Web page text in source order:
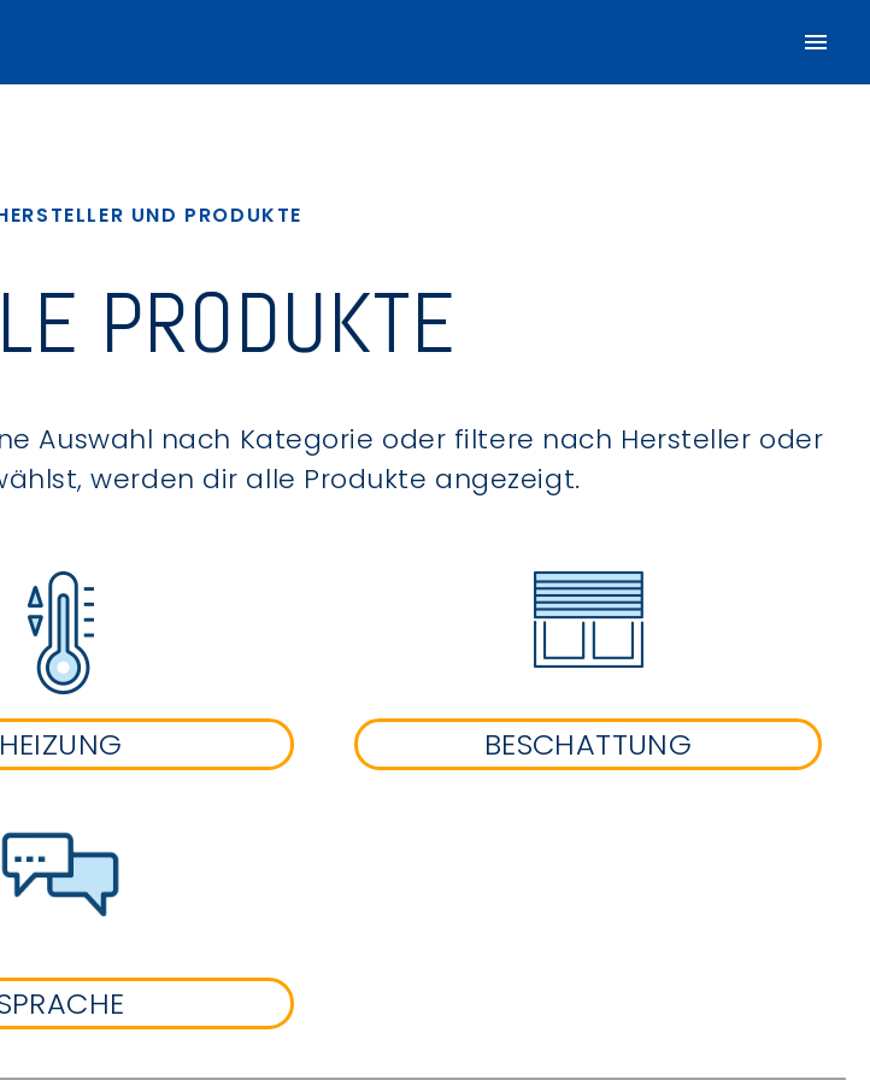
UND PRODUKTE
PRODUKTE
Auswahl nach Kategorie oder filtere nach Hersteller oder
werden dir alle Produkte angezeigt.
HEIZUNG BESCHATTUNG